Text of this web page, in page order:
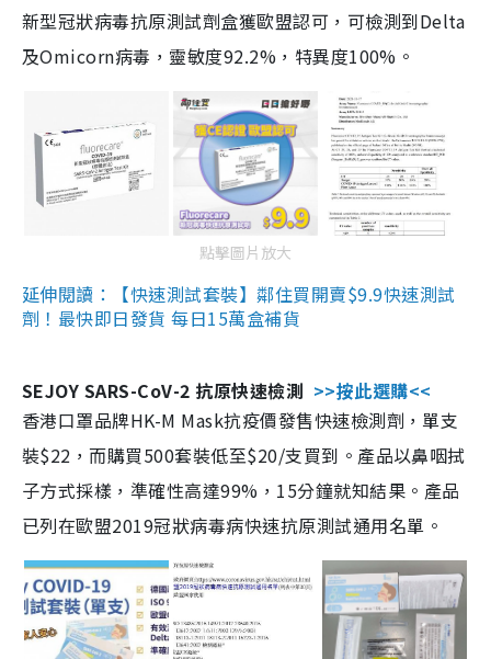
新型冠狀病毒抗原測試劑盒獲歐盟認可，可檢測到Delta
及Omicorn病毒，靈敏度92.2%，特異度100%。
點擊圖片放大
延伸閱讀：【快速測試套裝】鄰住買開賣$9.9快速測試
劑！最快即日發貨 每日15萬盒補貨
SEJOY SARS-CoV-2 抗原快速檢測 >>按此選購<<
香港口罩品牌HK-M Mask抗疫價發售快速檢測劑，單支
裝$22，而購買500套裝低至$20/支買到。產品以鼻咽拭
子方式採樣，準確性高達99%，15分鐘就知結果。產品
已列在歐盟2019冠狀病毒病快速抗原測試通用名單。